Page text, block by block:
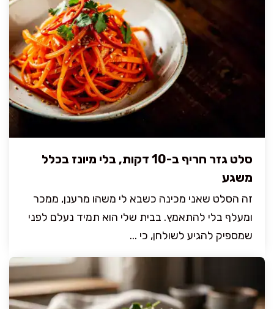
סלט גזר חריף ב-10 דקות, בלי מיונז בכלל
משגע
זה הסלט שאני מכינה כשבא לי משהו מרענן, ממכר
ומעלף בלי להתאמץ. בבית שלי הוא תמיד נעלם לפני
שמספיק להגיע לשולחן, כי ...